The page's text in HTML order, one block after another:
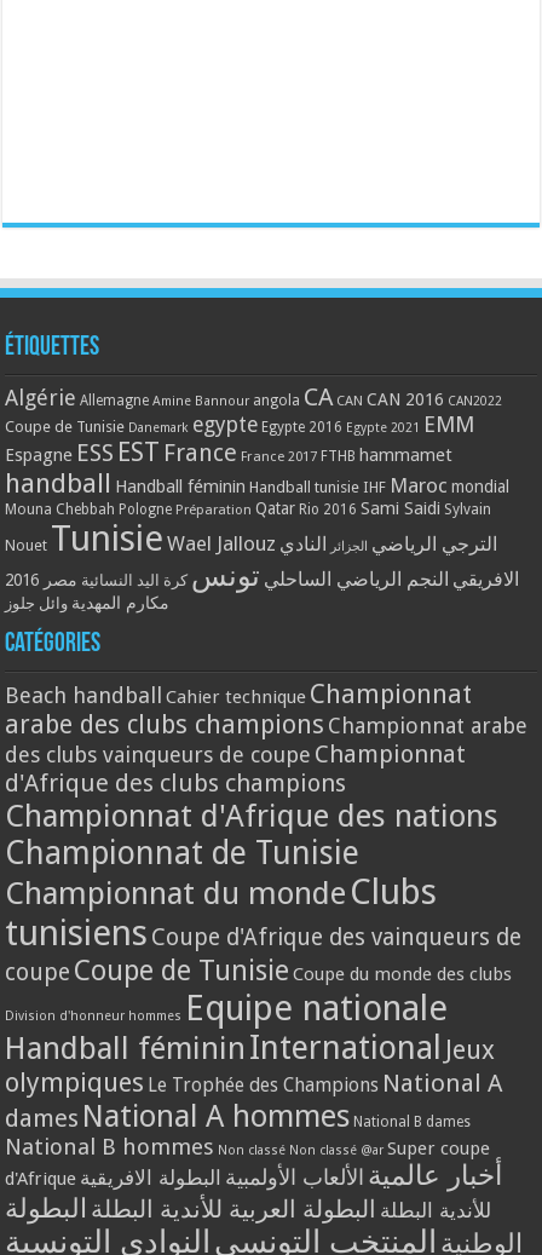
Étiquettes
Algérie Allemagne Amine Bannour angola CA CAN CAN 2016 CAN2022
Coupe de Tunisie Danemark egypte Egypte 2016 Egypte 2021 EMM
Espagne ESS EST France France 2017 FTHB hammamet
handball Handball féminin Handball tunisie IHF Maroc mondial
Mouna Chebbah Pologne Préparation Qatar Rio 2016 Sami Saidi Sylvain
Nouet Tunisie Wael Jallouz الترجي الرياضي الجزائر
النادي
الافريقي النجم الرياضي الساحلي تونس كرة اليد النسائية مصر 2016
مكارم المهدية وائل جلوز
Catégories
Beach handball Cahier technique Championnat
arabe des clubs champions Championnat arabe
des clubs vainqueurs de coupe Championnat
d'Afrique des clubs champions
Championnat d'Afrique des nations
Championnat de Tunisie
Championnat du monde Clubs
tunisiens Coupe d'Afrique des vainqueurs de
coupe Coupe de Tunisie Coupe du monde des clubs
Division d'honneur hommes Equipe nationale
Handball féminin International
Jeux
olympiques Le Trophée des Champions National A
dames National A hommes National B dames
National B hommes Non classé Non classé @ar Super coupe
d'Afrique
أخبار عالمية الألعاب الأولمبية البطولة الافريقية
للأندية البطلة البطولة العربية للأندية البطلة البطولة
الوطنية المنتخب التونسي النوادي التونسية